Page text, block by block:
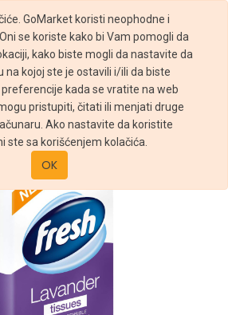
GoMarket koristi neophodne i
se koriste kako bi Vam pomogli da
kako biste mogli da nastavite da
na kojoj ste je ostavili i/ili da biste
kada se vratite na web
pristupiti, čitati ili menjati druge
Ako nastavite da koristite
ste sa korišćenjem kolačića.
OK
MARAMICE FRESH LAVANDA 10/1